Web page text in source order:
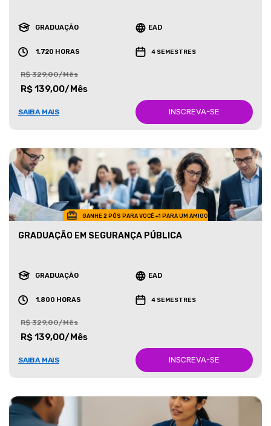
GRADUAÇÃO EAD
1.720 HORAS 4 SEMESTRES
R$ 329,00/Mês
R$ 139,00/Mês
SAIBA MAIS INSCREVA-SE
GANHE 2 PÓS PARA VOCÊ +1 PARA UM AMIGO
GRADUAÇÃO EM SEGURANÇA PÚBLICA
GRADUAÇÃO EAD
1.800 HORAS 4 SEMESTRES
R$ 329,00/Mês
R$ 139,00/Mês
SAIBA MAIS INSCREVA-SE